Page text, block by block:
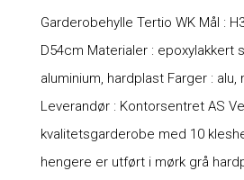
Garderobehylle Tertio WK Mål :
D54cm Materialer : epoxylakkert
aluminium, hardplast Farger : alu,
Leverandør : Kontorsentret AS
kvalitetsgarderobe med 10
hengere er utført i mørk grå